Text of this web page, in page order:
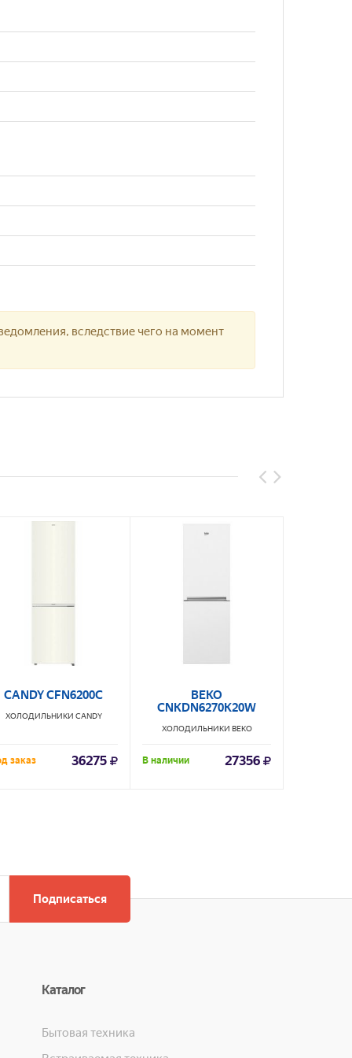
вследствие чего на момент
CANDY CFN6200C
ХОЛОДИЛЬНИКИ CANDY
заказ 36275
BEKO
CNKDN6270K20W
ХОЛОДИЛЬНИКИ BEKO
В наличии 27356
Подписаться
Каталог
Бытовая техника